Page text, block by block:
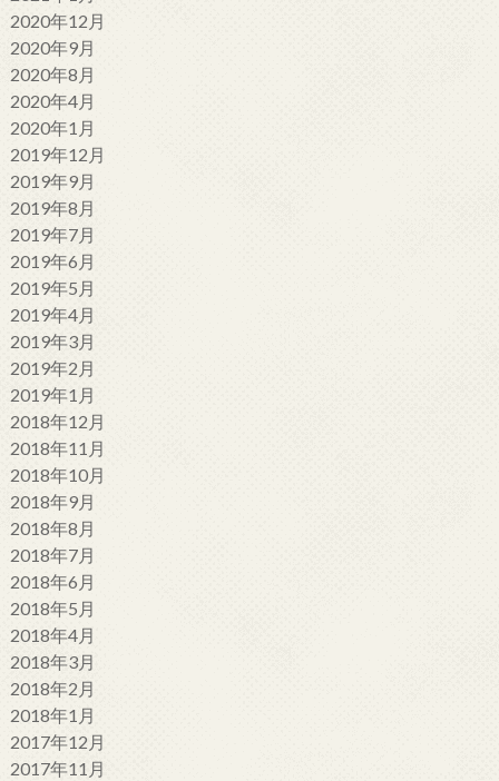
2020年12月
2020年9月
2020年8月
2020年4月
2020年1月
2019年12月
2019年9月
2019年8月
2019年7月
2019年6月
2019年5月
2019年4月
2019年3月
2019年2月
2019年1月
2018年12月
2018年11月
2018年10月
2018年9月
2018年8月
2018年7月
2018年6月
2018年5月
2018年4月
2018年3月
2018年2月
2018年1月
2017年12月
2017年11月